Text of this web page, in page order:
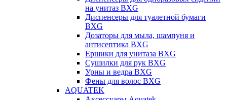
на унитаз BXG
Диспенсеры для туалетной бумаги
BXG
Дозаторы для мыла, шампуня и
антисептика BXG
Ершики для унитаза BXG
Сушилки для рук BXG
Урны и ведра BXG
Фены для волос BXG
AQUATEK